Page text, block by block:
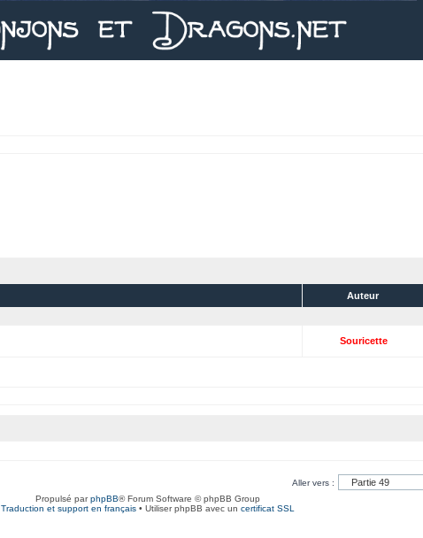
Auteur
Souricette
Aller vers :
Propulsé parphpBB® Forum Software © phpBB Group
Traduction et support en français • Utiliser phpBB avec un certificat SSL